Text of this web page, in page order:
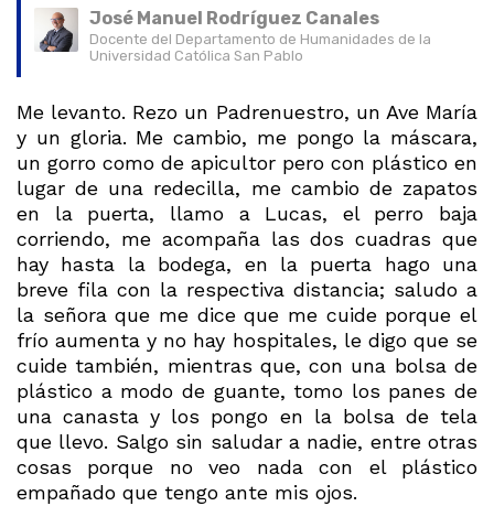
José Manuel Rodríguez Canales
Docente del Departamento de Humanidades de la
Universidad Católica San Pablo
Me levanto. Rezo un Padrenuestro, un Ave María
y un gloria. Me cambio, me pongo la máscara,
un gorro como de apicultor pero con plástico en
lugar de una redecilla, me cambio de zapatos
en la puerta, llamo a Lucas, el perro baja
corriendo, me acompaña las dos cuadras que
hay hasta la bodega, en la puerta hago una
breve fila con la respectiva distancia; saludo a
la señora que me dice que me cuide porque el
frío aumenta y no hay hospitales, le digo que se
cuide también, mientras que, con una bolsa de
plástico a modo de guante, tomo los panes de
una canasta y los pongo en la bolsa de tela
que llevo. Salgo sin saludar a nadie, entre otras
cosas porque no veo nada con el plástico
empañado que tengo ante mis ojos.